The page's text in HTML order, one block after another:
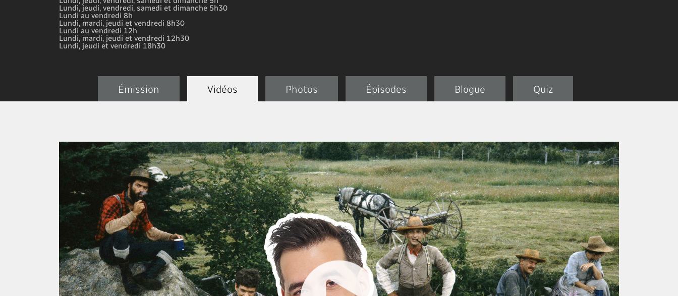
Lundi, jeudi, vendredi, samedi et dimanche 5h30
Lundi au vendredi 8h
Lundi, mardi, jeudi et vendredi 8h30
Lundi au vendredi 12h
Lundi, mardi, jeudi et vendredi 12h30
Lundi, jeudi et vendredi 18h30
Émission Vidéos Photos Épisodes Blogue Quiz